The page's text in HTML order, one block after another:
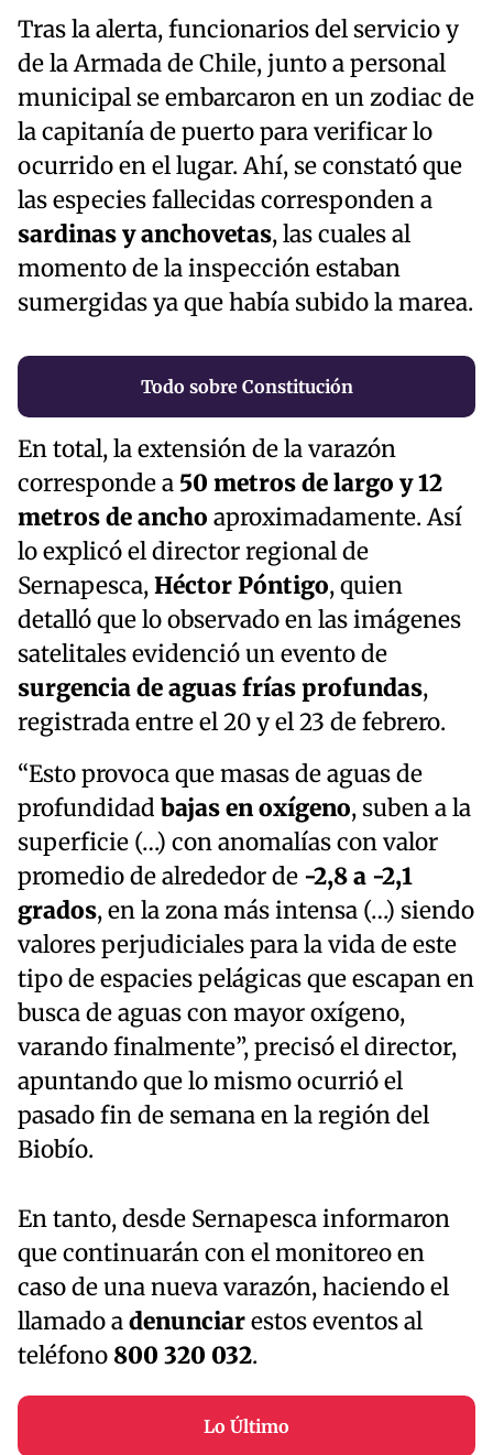
Tras la alerta, funcionarios del servicio y
de la Armada de Chile, junto a personal
municipal se embarcaron en un zodiac de
la capitanía de puerto para verificar lo
ocurrido en el lugar. Ahí, se constató que
las especies fallecidas corresponden a
sardinas y anchovetas, las cuales al
momento de la inspección estaban
sumergidas ya que había subido la marea.
Todo sobre Constitución
En total, la extensión de la varazón
corresponde a 50 metros de largo y 12
metros de ancho aproximadamente. Así
lo explicó el director regional de
Sernapesca,Héctor Póntigo, quien
detalló que lo observado en las imágenes
satelitales evidenció un evento de
surgencia de aguas frías profundas,
registrada entre el 20 y el 23 de febrero.
“Esto provoca que masas de aguas de
profundidad bajas en oxígeno, suben a la
superficie (…) con anomalías con valor
promedio de alrededor de -2,8 a -2,1
grados, en la zona más intensa (…) siendo
valores perjudiciales para la vida de este
tipo de espacies pelágicas que escapan en
busca de aguas con mayor oxígeno,
varando finalmente”, precisó el director,
apuntando que lo mismo ocurrió el
pasado fin de semana en la región del
Biobío.
En tanto, desde Sernapesca informaron
que continuarán con el monitoreo en
caso de una nueva varazón, haciendo el
llamado adenunciarestos eventos al
teléfono 800 320 032.
Lo Último